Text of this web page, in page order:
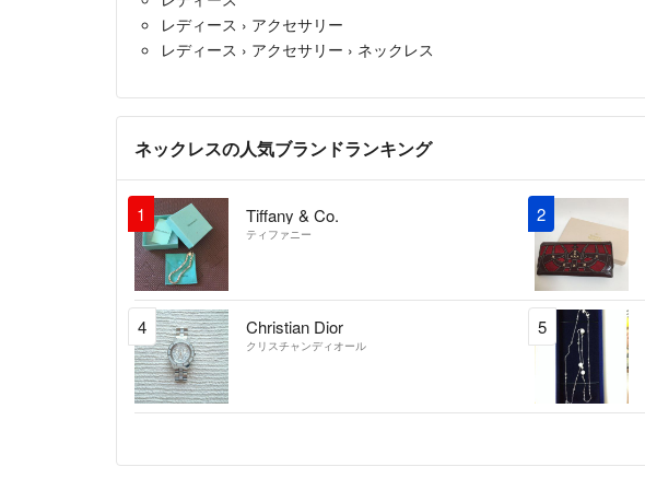
レディース › アクセサリー
レディース › アクセサリー › ネックレス
ネックレスの人気ブランドランキング
1 Tiffany & Co.
ティファニー
2
4 Christian Dior
クリスチャンディオール
5